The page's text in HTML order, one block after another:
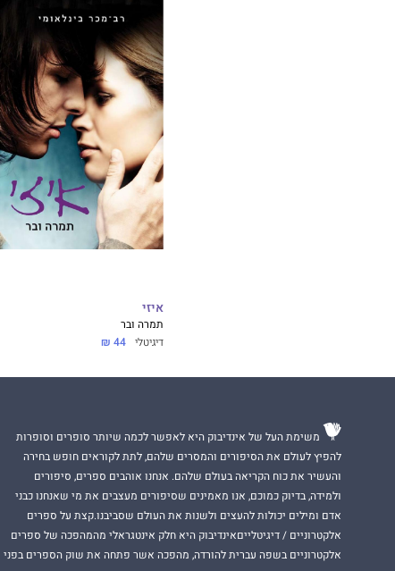
איזי
תמרה ובר
דיגיטלי 44 ₪
משימת העל של אינדיבוק היא לאפשר לכמה שיותר סופרים וסופרות
להפיץ לעולם את הסיפורים והמסרים שלהם, לתת לקוראים חופש בחירה
והעשיר את כוח הקריאה בעולם שלהם. אנחנו אוהבים ספרים, סיפורים
ולמידה, בדיוק כמוכם, אנו מאמינים שסיפורים מעצבים את מי שאנחנו כבני
אדם ומילים יכולות להעצים ולשנות את העולם שסביבנו.קצת על ספרים
אלקטרוניים / דיגיטלייםאינדיבוק היא חלק אינטגראלי מהמהפכה של ספרים
אלקטרוניים בשפה עברית להורדה, מהפכה אשר פתחה את שוק הספרים בפני